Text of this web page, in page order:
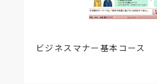
ビジネスマナー基本コース